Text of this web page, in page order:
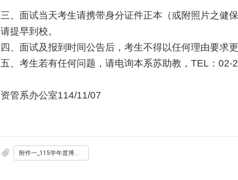
三、面试当天考生请携带身分证件正本（或附照片之健
请提早到校。
四、面试及报到时间公告后，考生不得以任何理由要求
五、考生若有任何问题，请电询本系苏助教，TEL：02-
资管系办公室114/11/07
附件一_115学年度博甄产业组口试名单.pdf